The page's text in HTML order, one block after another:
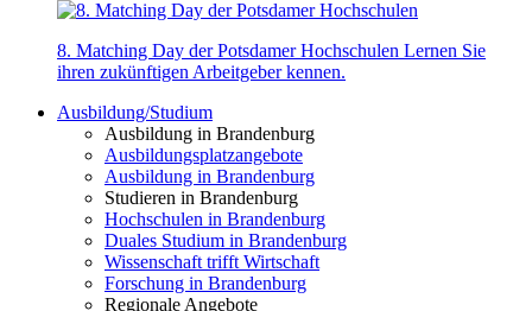
8. Matching Day der Potsdamer Hochschulen Lernen Sie
ihren zukünftigen Arbeitgeber kennen.
Ausbildung/Studium
Ausbildung in Brandenburg
Ausbildungsplatzangebote
Ausbildung in Brandenburg
Studieren in Brandenburg
Hochschulen in Brandenburg
Duales Studium in Brandenburg
Wissenschaft trifft Wirtschaft
Forschung in Brandenburg
Regionale Angebote